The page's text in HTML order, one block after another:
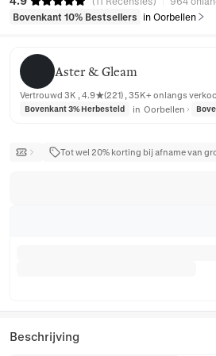
Bovenkant 10% Bestsellers
in Oorbellen
Aster & Gleam
Aster & Gleam
Vertrouwd 3K , 4.9★(221) , 35K+ onlangs
Bovenkant 3% Herbesteld in Oorbellen
Tot wel 20% korting bij afname van
Beschrijving